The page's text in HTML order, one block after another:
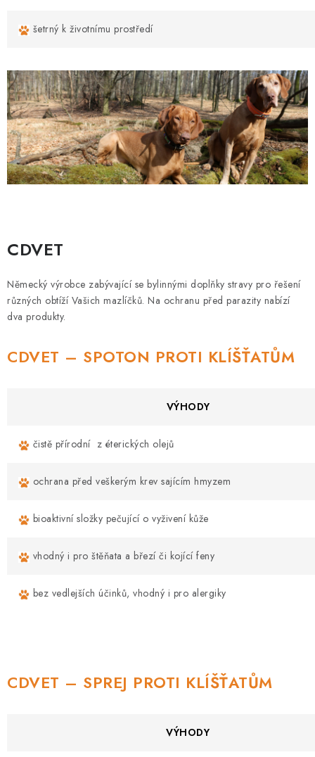
šetrný k životnímu prostředí
CDVET
Německý výrobce zabývající se bylinnými doplňky stravy pro řešení
různých obtíží Vašich mazlíčků. Na ochranu před parazity nabízí
dva produkty.
CDVET – SPOTON PROTI KLÍŠŤATŮM
VÝHODY
čistě přírodní z éterických olejů
ochrana před veškerým krev sajícím hmyzem
bioaktivní složky pečující o vyživení kůže
vhodný i pro štěňata a březí či kojící feny
bez vedlejších účinků, vhodný i pro alergiky
CDVET – SPREJ PROTI KLÍŠŤATŮM
VÝHODY